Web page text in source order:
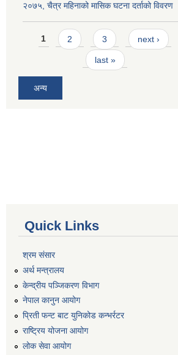
२०७५, चैत्र महिनाको मासिक घटना दर्ताको विवरण
Pages
1 2 3 next ›
last »
अन्य
Quick Links
श्रम संसार
अर्थ मन्त्रालय
केन्द्रीय पञ्जिकरण विभाग
नेपाल कानुन आयोग
प्रिती फन्ट बाट युनिकोड कन्भर्रटर
राष्ट्रिय योजना आयोग
लोक सेवा आयोग